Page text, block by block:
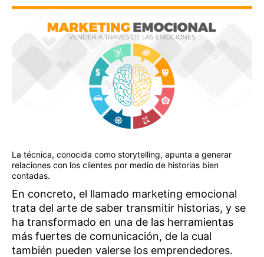
La técnica, conocida como storytelling, apunta a generar
relaciones con los clientes por medio de historias bien
contadas.
En concreto, el llamado marketing emocional
trata del arte de saber transmitir historias, y se
ha transformado en una de las herramientas
más fuertes de comunicación, de la cual
también pueden valerse los emprendedores.